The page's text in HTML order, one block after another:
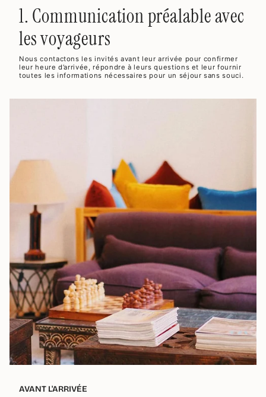
1. Communication préalable avec
les voyageurs
Nous contactons les invités avant leur arrivée pour confirmer
leur heure d’arrivée, répondre à leurs questions et leur fournir
toutes les informations nécessaires pour un séjour sans souci.
AVANT L'ARRIVÉE